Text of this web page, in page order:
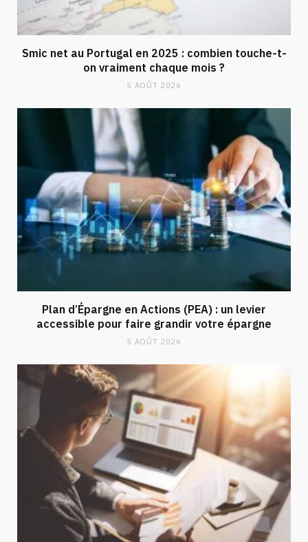
Smic net au Portugal en 2025 : combien touche-t-
on vraiment chaque mois ?
5 AOÛT 2026
Plan d’Épargne en Actions (PEA) : un levier
accessible pour faire grandir votre épargne
5 AOÛT 2026